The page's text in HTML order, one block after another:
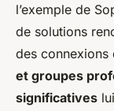
l’exemple de
de solutions
des connexions
et groupes
significatives